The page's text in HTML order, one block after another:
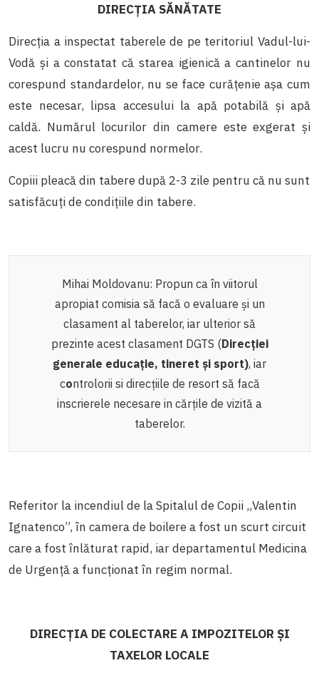
DIRECȚIA SĂNĂTATE
Direcția a inspectat taberele de pe teritoriul Vadul-lui-
Vodă și a constatat că starea igienică a cantinelor nu
corespund standardelor, nu se face curățenie așa cum
este necesar, lipsa accesului la apă potabilă și apă
caldă. Numărul locurilor din camere este exgerat și
acest lucru nu corespund normelor.
Copiii pleacă din tabere după 2-3 zile pentru că nu sunt
satisfăcuți de condițiile din tabere.
Mihai Moldovanu: Propun ca în viitorul
apropiat comisia să facă o evaluare și un
clasament al taberelor, iar ulterior să
prezinte acest clasament DGTS (Direcției
generale educație, tineret și sport), iar
controlorii si direcțiile de resort să facă
inscrierele necesare in cărțile de vizită a
taberelor.
Referitor la incendiul de la Spitalul de Copii „Valentin
Ignatenco”, în camera de boilere a fost un scurt circuit
care a fost înlăturat rapid, iar departamentul Medicina
de Urgență a funcționat în regim normal.
DIRECȚIA DE COLECTARE A IMPOZITELOR ȘI
TAXELOR LOCALE